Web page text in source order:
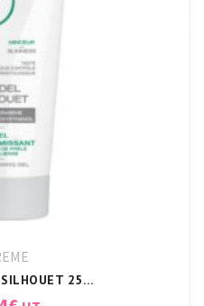
CRÈME MODEL SILHOUET 250ML CORÈME